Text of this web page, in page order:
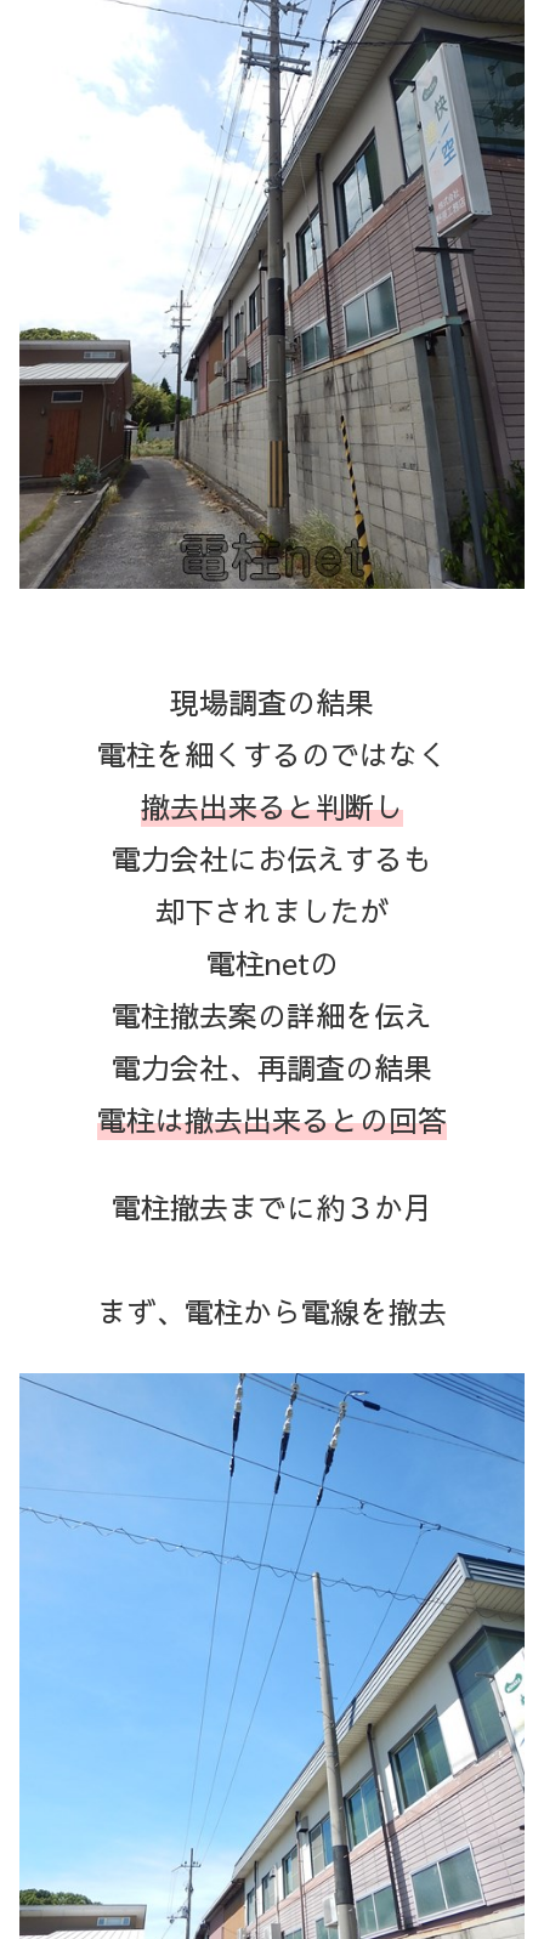
現場調査の結果
電柱を細くするのではなく
撤去出来ると判断し
電力会社にお伝えするも
却下されましたが
電柱netの
電柱撤去案の詳細を伝え
電力会社、再調査の結果
電柱は撤去出来るとの回答
電柱撤去までに約３か月
まず、電柱から電線を撤去